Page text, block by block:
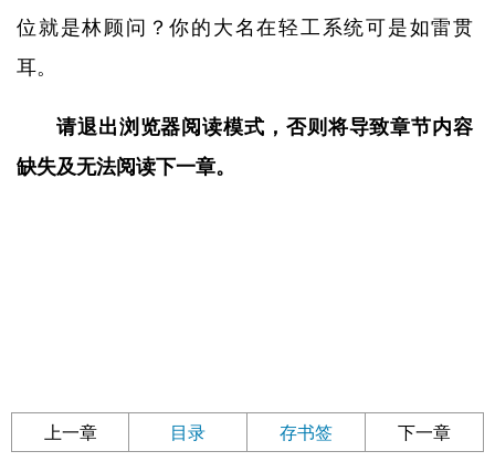
位就是林顾问？你的大名在轻工系统可是如雷贯
耳。
请退出浏览器阅读模式，否则将导致章节内容
缺失及无法阅读下一章。
上一章 目录 存书签 下一章